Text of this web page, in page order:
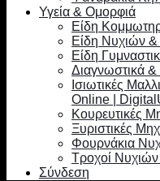
Υγεία & Ομορφιά
Είδη
Είδη Νυχιών
Είδη
Διαγνωστικά
Ισιωτικές
Online |
Κουρευτικές
Ξυριστικές
Φουρνάκια
Τροχοί
Σύνδεση